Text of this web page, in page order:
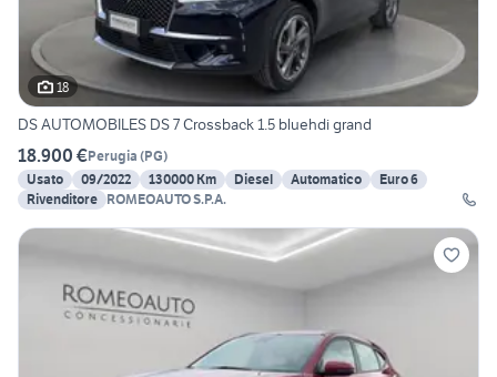
18
DS AUTOMOBILES DS 7 Crossback 1.5 bluehdi grand
18.900 €Perugia (PG)
Usato
09/2022 130000 Km Diesel Automatico
Euro 6
Rivenditore ROMEOAUTO S.P.A.